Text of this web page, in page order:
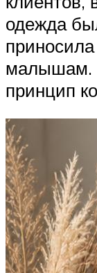
одежда
малышам.
принцип